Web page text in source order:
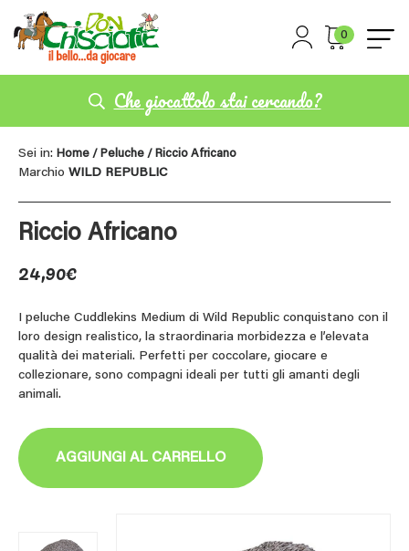
0
Che giocattolo stai cercando?
Sei in: Home / Peluche / Riccio Africano
Marchio WILD REPUBLIC
Riccio Africano
24,90€
I peluche Cuddlekins Medium di Wild Republic conquistano con il
loro design realistico, la straordinaria morbidezza e l’elevata
qualità dei materiali. Perfetti per coccolare, giocare e
collezionare, sono compagni ideali per tutti gli amanti degli
animali.
AGGIUNGI AL CARRELLO